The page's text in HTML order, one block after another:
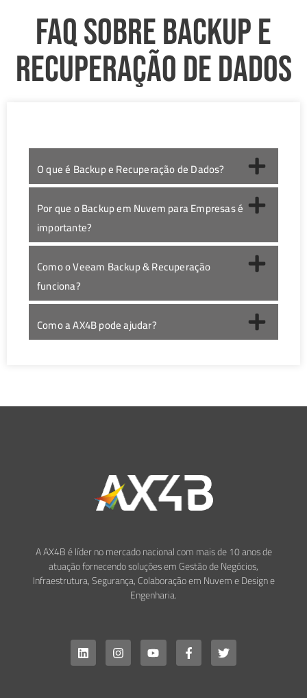
FAQ sobre Backup e
Recuperação de Dados
O que é Backup e Recuperação de Dados?
Por que o Backup em Nuvem para Empresas é
importante?
Como o Veeam Backup & Recuperação
funciona?
Como a AX4B pode ajudar?
A AX4B é líder no mercado nacional com mais de 10 anos de
atuação fornecendo soluções em Gestão de Negócios,
Infraestrutura, Segurança, Colaboração em Nuvem e Design e
Engenharia.